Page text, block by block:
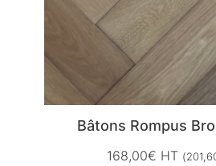
Bâtons Rompus
168,00€ HT (